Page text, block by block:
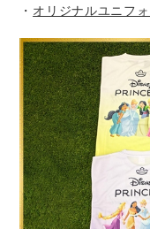
・ オリジナルユニフ